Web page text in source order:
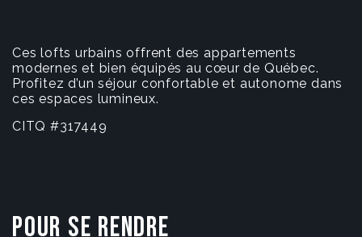
Ces lofts urbains offrent des appartements
modernes et bien équipés au cœur de Québec.
Profitez d’un séjour confortable et autonome dans
ces espaces lumineux.
CITQ #317449
Pour se rendre